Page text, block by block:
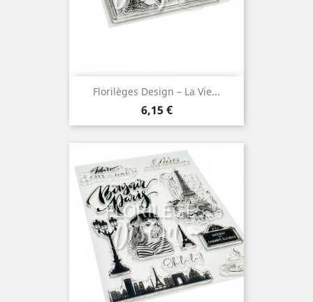
Florilèges Design – La Vie...
Prix
6,15 €